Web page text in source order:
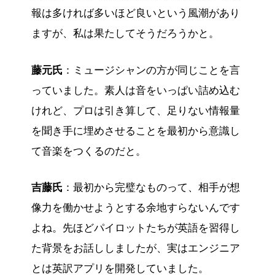
報は多ければ多いほど良いという風潮があり
ますが、私は果たしてそうだろうかと。
藤元氏 ：ミュージシャンの方が同じことを言
っていました。素人は音をいっぱい詰め込む
けれど、プロは引き算して、足りない情報量
を聞き手に埋めさせることを最初から意識し
て音楽をつくるのだと。
吉藤氏 ：最初から完璧なものって、相手が想
像力を働かせようとする余地すらないんです
よね。先ほどパイロットたちが英語を習得し
た背景をお話ししましたが、実はエンジニア
とは英訳アプリを開発していました。